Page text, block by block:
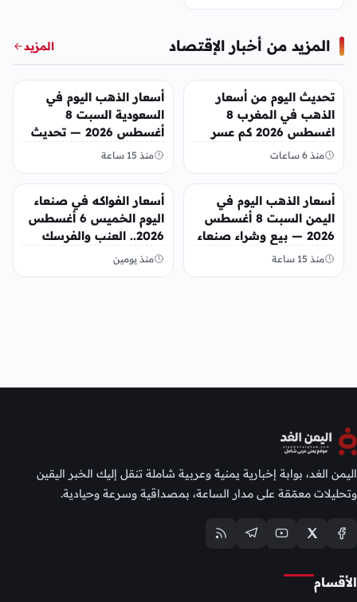
المزيد من أخبار الإقتصاد المزيد
أخبار الإقتصاد
تحديث اليوم من أسعار
الذهب في المغرب 8
اغسطس 2026 كم عسر
الجنية الذهب
منذ 6 ساعات
أخبار الإقتصاد
أسعار الذهب اليوم في
السعودية السبت 8
أغسطس 2026 — تحديث
مباشر
منذ 15 ساعة
أخبار الإقتصاد
أسعار الذهب اليوم في
اليمن السبت 8 أغسطس
2026 — بيع وشراء صنعاء
وعدن
منذ 15 ساعة
أخبار الإقتصاد
أسعار الفواكه في صنعاء
اليوم الخميس 6 أغسطس
2026.. العنب والفرسك
والرمان في الأسواق
منذ يومين
اليمن الغد، بوابة إخبارية يمنية وعربية شاملة تنقل إليك الخبر اليقين
وتحليلات معمّقة على مدار الساعة، بمصداقية وسرعة وحيادية.
الأقسام